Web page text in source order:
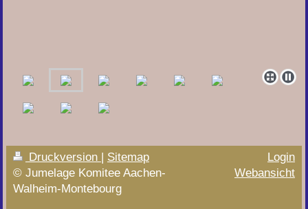
Druckversion | Sitemap
© Jumelage Komitee Aachen-
Walheim-Montebourg
Login
Webansicht